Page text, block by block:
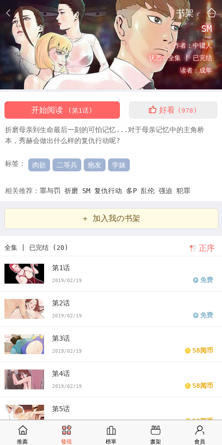
书架
SM
作者：中辍人
状态：全集 | 已完结
读者：成年
开始阅读 (第1话) 好看 (978)
折磨母亲到生命最后一刻的可怕记忆...对于母亲记忆中的主角桥
本，秀赫会做出什么样的复仇行动呢?
标签： 肉欲 二等兵 炮友 学妹
相关推荐： 罪与罚 折磨 SM 复仇行动 多P 乱伦 强迫 犯罪
+ 加入我の书架
全集 | 已完结 (20) 正序
第1话
2019/02/19 免费
第2话
2019/02/19 免费
第3话
2019/02/19 58阅币
第4话
2019/02/19 58阅币
第5话
2019/02/19 58阅币
推薦 發現 榜單 書架 會員